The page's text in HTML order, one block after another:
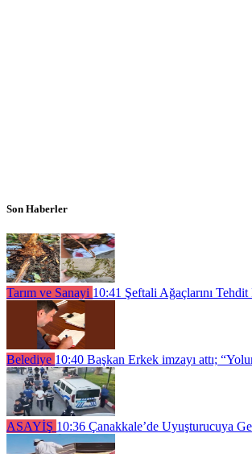
Son Haberler
Tarım ve Sanayi 10:41 Şeftali Ağaçlarını
Belediye 10:40 Başkan Erkek imzayı attı;
ASAYİŞ 10:36 Çanakkale’de Uyuşturucuya